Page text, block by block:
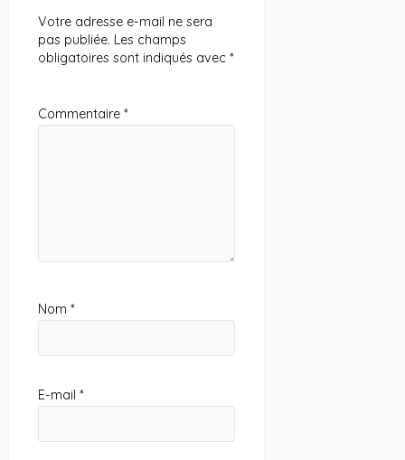
Votre adresse e-mail ne sera
pas publiée. Les champs
obligatoires sont indiqués avec *
Commentaire *
Nom *
E-mail *